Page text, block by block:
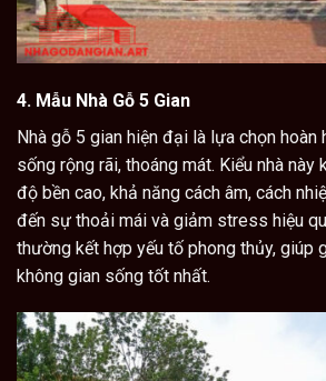
4. Mẫu Nhà Gỗ 5 Gian
Nhà gỗ 5 gian hiện đại là lựa chọn hoàn
sống rộng rãi, thoáng mát. Kiểu nhà
độ bền cao, khả năng cách âm, cách
đến sự thoải mái và giảm stress hiệu
thường kết hợp yếu tố phong thủy, giúp
không gian sống tốt nhất.